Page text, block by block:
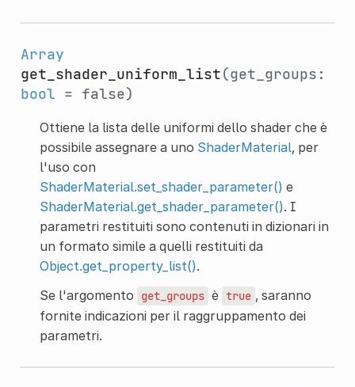
Array
get_shader_uniform_list(get_groups:
bool = false)
Ottiene la lista delle uniformi dello shader che è
possibile assegnare a uno ShaderMaterial, per
l'uso con
ShaderMaterial.set_shader_parameter() e
ShaderMaterial.get_shader_parameter(). I
parametri restituiti sono contenuti in dizionari in
un formato simile a quelli restituiti da
Object.get_property_list().
Se l'argomento
get_groups è true , saranno
fornite indicazioni per il raggruppamento dei
parametri.